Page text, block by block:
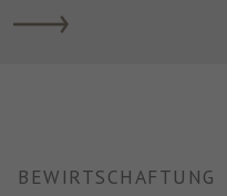
BEWIRTSCHAFTUNG